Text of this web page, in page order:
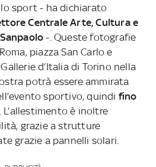
sport - ha dichiarato
Centrale Arte, Cultura e
-. Queste fotografie
piazza San Carlo e
d’Italia di Torino nella
potrà essere ammirata
sportivo, quindi fino
L’allestimento è inoltre
grazie a strutture
grazie a pannelli solari.